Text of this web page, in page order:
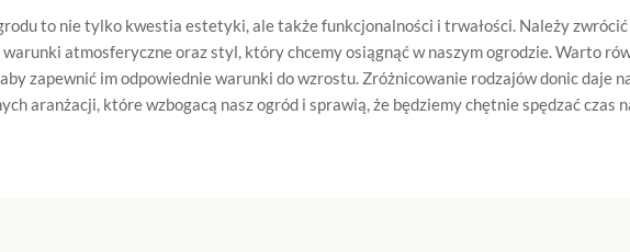
to nie tylko kwestia estetyki, ale także funkcjonalności i trwałości. Należy zwrócić
atmosferyczne oraz styl, który chcemy osiągnąć w naszym ogrodzie. Warto
zapewnić im odpowiednie warunki do wzrostu. Zróżnicowanie rodzajów donic daje
aranżacji, które wzbogacą nasz ogród i sprawią, że będziemy chętnie spędzać czas